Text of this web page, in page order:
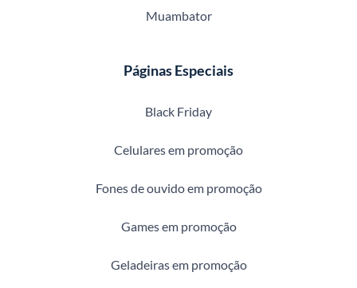
Muambator
Páginas Especiais
Black Friday
Celulares em promoção
Fones de ouvido em promoção
Games em promoção
Geladeiras em promoção